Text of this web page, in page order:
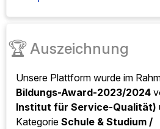
🏆Auszeichnung
Unsere Plattform wurde im
Bildungs-Award-2023/2024
Institut für Service-Qualität)
Kategorie Schule & Studium /